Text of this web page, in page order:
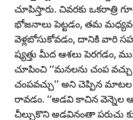
చూపిస్తారు. చివరకు ఒకరాత్రి
భోజనాలు పెట్టడం, తమ
వెళ్లబోసుకోవడం, దానికి వారి
ష్యత్తు మీద ఆశలు పెరగడం,
చూపించి ‘‘మనలను చంప
చంపవచ్చు’’ అని చెప్పిన
రావడం. ‘‘అడవి కాచిన వెన్నెల
చీల్చుకొని అడవినంతా పరుచు